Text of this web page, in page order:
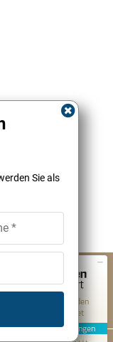
IHK
Sie als
Von Kunden
bewertet
2 Bewertungen
Immobilien
100%
ProvenExpert.com
dieses Bewertungssiegel